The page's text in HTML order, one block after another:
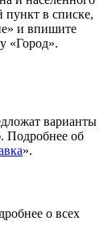
в списке,
и впишите
«Город».
варианты
Подробнее об
».
о всех